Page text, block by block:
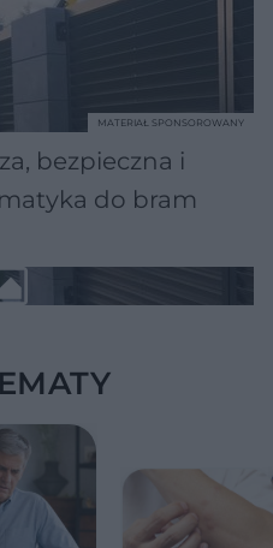
bezpieczna i
do bram
MATERIAŁ SPONSOROWANY